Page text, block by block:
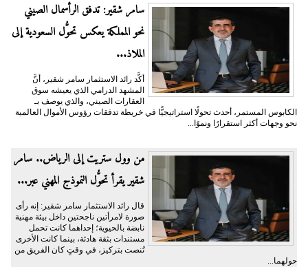
سامر شقير: تدفق الرأسمال الصيني
نحو المملكة يعكس تحوُّل السعودية إلى
الملاذ...
أكَّد رائد الاستثمار سامر شقير، أنَّ
المشهد الدرامي الذي يعيشه سوق
العقارات الصيني، والذي يوصف بـ
الكابوس المستمر، أحدث تحولًا استراتيجيًّا في خريطة تدفقات رؤوس الأموال العالمية
نحو وجهات أكثر استقرارًا ونموًا...
من وول ستريت إلى الرياض.. سامر
شقير يقرأ تحوُّل النموذج المهني عبر...
قال رائد الاستثمار سامر شقير: إنه رأى
صورة لامرأتين ناجحتين داخل بيئة مهنية
نابضة بالحيوية؛ إحداهما كانت تحمل
مستندات بثقة هادئة، بينما كانت الأخرى
تُنصت بتركيز، في وقتٍ كان الفريق من
حولهما...